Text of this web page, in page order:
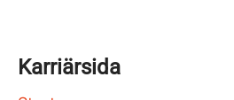
Karriärsida